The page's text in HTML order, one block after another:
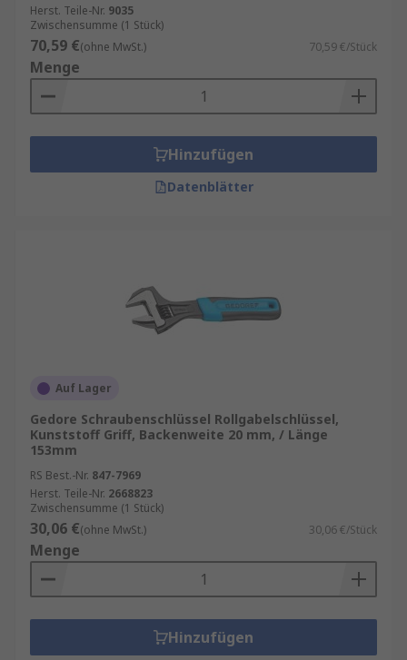
Herst. Teile-Nr. 9035
Zwischensumme (1 Stück)
70,59 €(ohne MwSt.) 70,59 €/Stück
Menge
Hinzufügen
Datenblätter
Auf Lager
Gedore Schraubenschlüssel Rollgabelschlüssel,
Kunststoff Griff, Backenweite 20 mm, / Länge
153mm
RS Best.-Nr. 847-7969
Herst. Teile-Nr. 2668823
Zwischensumme (1 Stück)
30,06 €(ohne MwSt.) 30,06 €/Stück
Menge
Hinzufügen